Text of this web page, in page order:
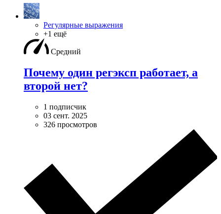
Регулярные выражения
+1 ещё
Средний
Почему один регэксп работает, а
второй нет?
1 подписчик
03 сент. 2025
326 просмотров